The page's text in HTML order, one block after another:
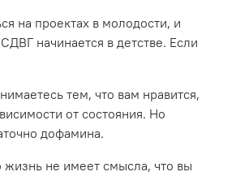
на проектах в молодости, и
начинается в детстве. Если
тем, что вам нравится,
от состояния. Но
дофамина.
жизнь не имеет смысла, что вы